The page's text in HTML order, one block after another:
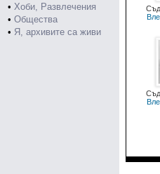
• Хоби, Развлечения
• Общества
• Я, архивите са живи